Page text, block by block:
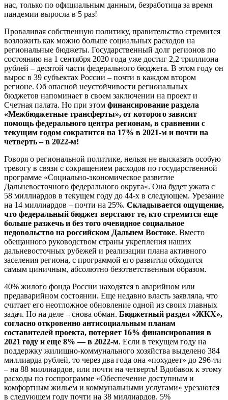
нас, только по официальным данным, безработица за время
пандемии выросла в 5 раз!
Проваливая собственную политику, правительство стремится
возложить как можно больше социальных расходов на
региональные бюджеты. Государственный долг регионов по
состоянию на 1 сентября 2020 года уже достиг 2,2 триллиона
рублей – десятой части федерального бюджета. В этом году он
вырос в 39 субъектах России – почти в каждом втором
регионе. Об опасной неустойчивости региональных
бюджетов напоминает в своем заключении на проект и
Счетная палата. Но при этом финансирование раздела
«Межбюджетные трансферты», от которого зависит
помощь федерального центра регионам, в сравнении с
текущим годом сократится на 17% в 2021-м и почти на
четверть – в 2022-м!
Говоря о региональной политике, нельзя не высказать особую
тревогу в связи с сокращением расходов по государственной
программе «Социально-экономическое развитие
Дальневосточного федерального округа». Она будет ужата с
58 миллиардов в текущем году до 44-х в следующем. Урезание
на 14 миллиардов – почти на 25%. Складывается ощущение,
что федеральный бюджет верстают те, кто стремится еще
больше разжечь и без того очевидное социальное
недовольство на российском Дальнем Востоке. Вместо
обещанного руководством страны укрепления наших
дальневосточных рубежей и реализации плана активного
заселения региона, с программой его развития обходятся
самым циничным, абсолютно безответственным образом.
40% жилого фонда России находятся в аварийном или
предаварийном состоянии. Еще недавно власть заявляла, что
считает его неотложное обновление одной из своих главных
задач. Но на деле – снова обман. Бюджетный раздел «ЖКХ»,
согласно откровенно антисоциальным планам
составителей проекта, потеряет 16% финансирования в
2021 году и еще 8% — в 2022-м. Если в текущем году на
поддержку жилищно-коммунального хозяйства выделено 384
миллиарда рублей, то через два года она «похудеет» до 296-ти
– на 88 миллиардов, или почти на четверть! Вдобавок к этому
расходы по госпрограмме «Обеспечение доступным и
комфортным жильем и коммунальными услугами» урезаются
в следующем году почти на 38 миллиардов. 5%